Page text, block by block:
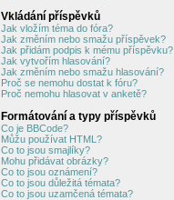
Vkládání příspěvků
Jak vložím téma do fóra?
Jak změním nebo smažu příspěvek?
Jak přidám podpis k mému příspěvku?
Jak vytvořím hlasování?
Jak změním nebo smažu hlasování?
Proč se nemohu dostat k fóru?
Proč nemohu hlasovat v anketě?
Formátování a typy příspěvků
Co je BBCode?
Můžu používat HTML?
Co to jsou smajlíky?
Mohu přidávat obrázky?
Co to jsou oznámení?
Co to jsou důležitá témata?
Co to jsou uzamčená témata?